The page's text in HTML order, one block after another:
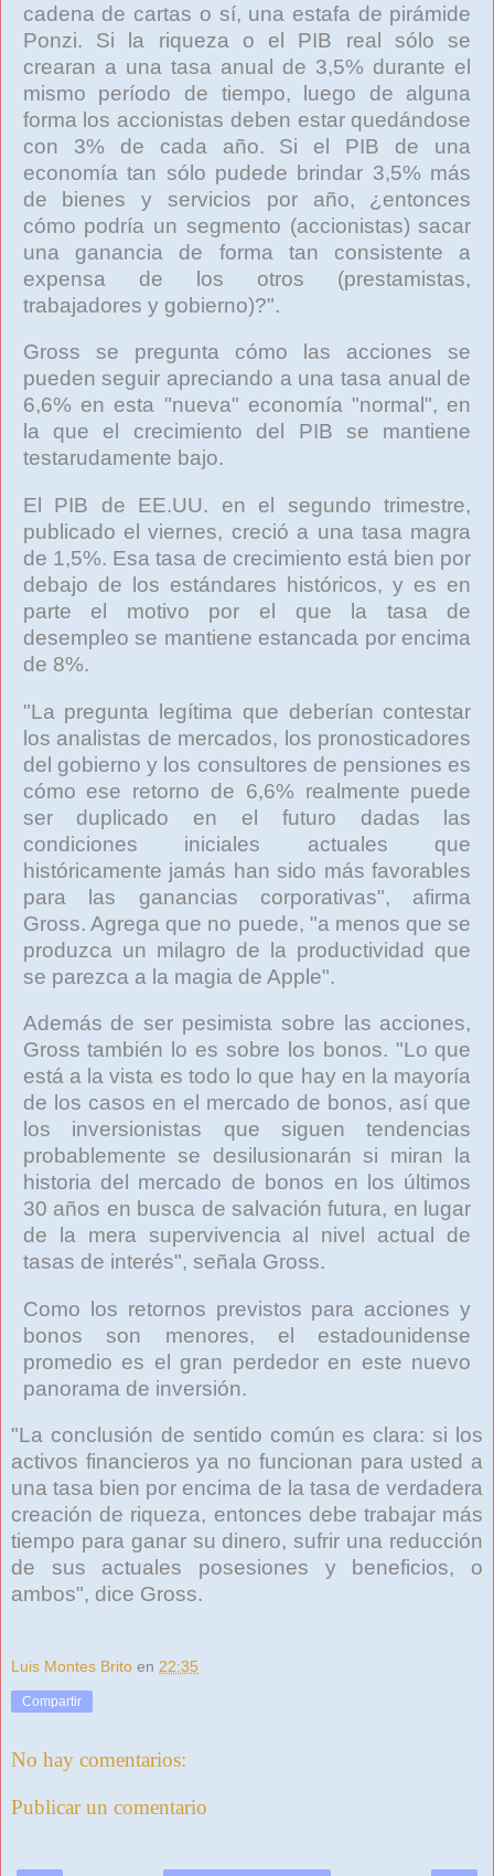
cadena de cartas o sí, una estafa de pirámide
Ponzi. Si la riqueza o el PIB real sólo se
crearan a una tasa anual de 3,5% durante el
mismo período de tiempo, luego de alguna
forma los accionistas deben estar quedándose
con 3% de cada año. Si el PIB de una
economía tan sólo pudede brindar 3,5% más
de bienes y servicios por año, ¿entonces
cómo podría un segmento (accionistas) sacar
una ganancia de forma tan consistente a
expensa de los otros (prestamistas,
trabajadores y gobierno)?".
Gross se pregunta cómo las acciones se
pueden seguir apreciando a una tasa anual de
6,6% en esta "nueva" economía "normal", en
la que el crecimiento del PIB se mantiene
testarudamente bajo.
El PIB de EE.UU. en el segundo trimestre,
publicado el viernes, creció a una tasa magra
de 1,5%. Esa tasa de crecimiento está bien por
debajo de los estándares históricos, y es en
parte el motivo por el que la tasa de
desempleo se mantiene estancada por encima
de 8%.
"La pregunta legítima que deberían contestar
los analistas de mercados, los pronosticadores
del gobierno y los consultores de pensiones es
cómo ese retorno de 6,6% realmente puede
ser duplicado en el futuro dadas las
condiciones iniciales actuales que
históricamente jamás han sido más favorables
para las ganancias corporativas", afirma
Gross. Agrega que no puede, "a menos que se
produzca un milagro de la productividad que
se parezca a la magia de Apple".
Además de ser pesimista sobre las acciones,
Gross también lo es sobre los bonos. "Lo que
está a la vista es todo lo que hay en la mayoría
de los casos en el mercado de bonos, así que
los inversionistas que siguen tendencias
probablemente se desilusionarán si miran la
historia del mercado de bonos en los últimos
30 años en busca de salvación futura, en lugar
de la mera supervivencia al nivel actual de
tasas de interés", señala Gross.
Como los retornos previstos para acciones y
bonos son menores, el estadounidense
promedio es el gran perdedor en este nuevo
panorama de inversión.
"La conclusión de sentido común es clara: si los
activos financieros ya no funcionan para usted a
una tasa bien por encima de la tasa de verdadera
creación de riqueza, entonces debe trabajar más
tiempo para ganar su dinero, sufrir una reducción
de sus actuales posesiones y beneficios, o
ambos", dice Gross.
Luis Montes Brito en 22:35
Compartir
No hay comentarios:
Publicar un comentario